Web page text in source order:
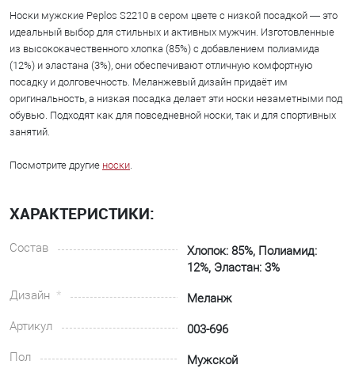
Носки мужские Peplos S2210 в сером цвете с низкой посадкой — это
идеальный выбор для стильных и активных мужчин. Изготовленные
из высококачественного хлопка (85%) с добавлением полиамида
(12%) и эластана (3%), они обеспечивают отличную комфортную
посадку и долговечность. Меланжевый дизайн придаёт им
оригинальность, а низкая посадка делает эти носки незаметными под
обувью. Подходят как для повседневной носки, так и для спортивных
занятий.
Посмотрите другие носки.
ХАРАКТЕРИСТИКИ:
Состав
Хлопок: 85%, Полиамид:
12%, Эластан: 3%
Дизайн
Меланж
Артикул
003-696
Пол
Мужской